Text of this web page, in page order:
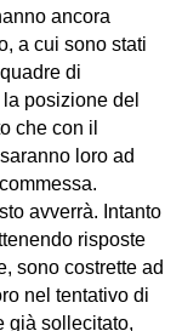
ancora
a cui sono stati
di
posizione del
che con il
loro ad
avverrà. Intanto
risposte
sono costrette ad
nel tentativo di
già sollecitato,